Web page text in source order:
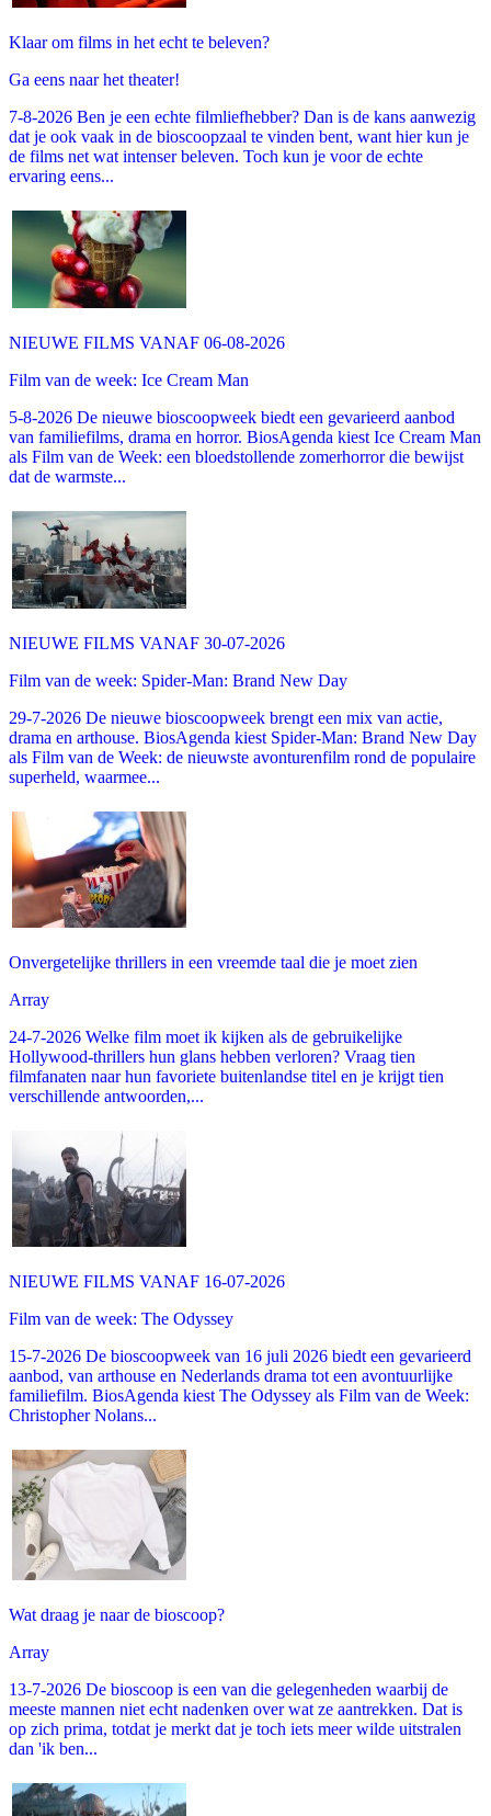
Klaar om films in het echt te beleven?
Ga eens naar het theater!
7-8-2026 Ben je een echte filmliefhebber? Dan is de kans aanwezig
dat je ook vaak in de bioscoopzaal te vinden bent, want hier kun je
de films net wat intenser beleven. Toch kun je voor de echte
ervaring eens...
NIEUWE FILMS VANAF 06-08-2026
Film van de week: Ice Cream Man
5-8-2026 De nieuwe bioscoopweek biedt een gevarieerd aanbod
van familiefilms, drama en horror. BiosAgenda kiest Ice Cream Man
als Film van de Week: een bloedstollende zomerhorror die bewijst
dat de warmste...
NIEUWE FILMS VANAF 30-07-2026
Film van de week: Spider-Man: Brand New Day
29-7-2026 De nieuwe bioscoopweek brengt een mix van actie,
drama en arthouse. BiosAgenda kiest Spider-Man: Brand New Day
als Film van de Week: de nieuwste avonturenfilm rond de populaire
superheld, waarmee...
Onvergetelijke thrillers in een vreemde taal die je moet zien
Array
24-7-2026 Welke film moet ik kijken als de gebruikelijke
Hollywood-thrillers hun glans hebben verloren? Vraag tien
filmfanaten naar hun favoriete buitenlandse titel en je krijgt tien
verschillende antwoorden,...
NIEUWE FILMS VANAF 16-07-2026
Film van de week: The Odyssey
15-7-2026 De bioscoopweek van 16 juli 2026 biedt een gevarieerd
aanbod, van arthouse en Nederlands drama tot een avontuurlijke
familiefilm. BiosAgenda kiest The Odyssey als Film van de Week:
Christopher Nolans...
Wat draag je naar de bioscoop?
Array
13-7-2026 De bioscoop is een van die gelegenheden waarbij de
meeste mannen niet echt nadenken over wat ze aantrekken. Dat is
op zich prima, totdat je merkt dat je toch iets meer wilde uitstralen
dan 'ik ben...